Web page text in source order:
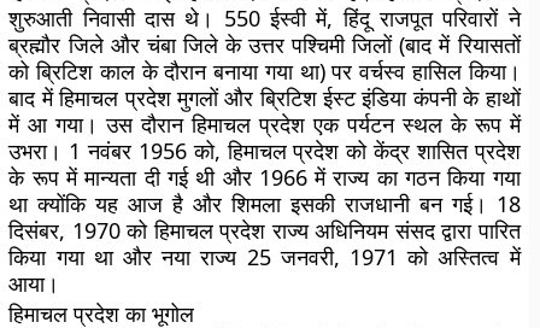
शुरुआती निवासी दास थे। 550 ईस्वी में, हिंदू राजपूत परिवारों ने
ब्रह्मौर जिले और चंबा जिले के उत्तर पश्चिमी जिलों (बाद में रियासतों
को ब्रिटिश काल के दौरान बनाया गया था) पर वर्चस्व हासिल किया।
बाद में हिमाचल प्रदेश मुगलों और ब्रिटिश ईस्ट इंडिया कंपनी के हाथों
में आ गया। उस दौरान हिमाचल प्रदेश एक पर्यटन स्थल के रूप में
उभरा। 1 नवंबर 1956 को, हिमाचल प्रदेश को केंद्र शासित प्रदेश
के रूप में मान्यता दी गई थी और 1966 में राज्य का गठन किया गया
था क्योंकि यह आज है और शिमला इसकी राजधानी बन गई। 18
दिसंबर, 1970 को हिमाचल प्रदेश राज्य अधिनियम संसद द्वारा पारित
किया गया था और नया राज्य 25 जनवरी, 1971 को अस्तित्व में
आया।
हिमाचल प्रदेश का भूगोल